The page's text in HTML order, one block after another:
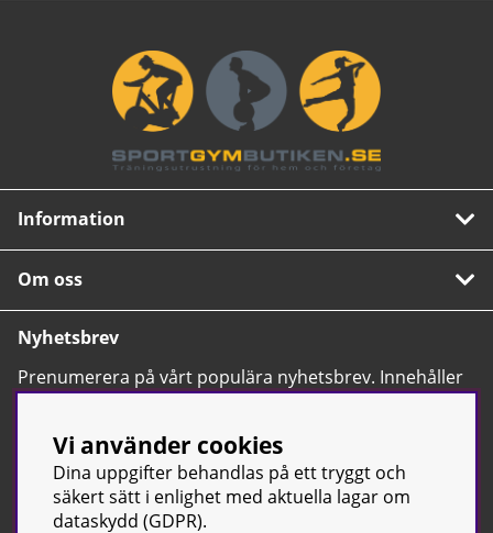
Information
Om oss
Nyhetsbrev
Prenumerera på vårt populära nyhetsbrev. Innehåller
tips, nyheter och våra allra bästa erbjudanden.
Vi använder cookies
Dina uppgifter behandlas på ett tryggt och
säkert sätt i enlighet med aktuella lagar om
dataskydd (GDPR).